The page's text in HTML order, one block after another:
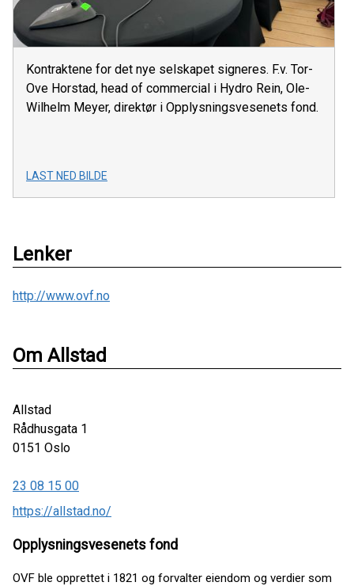
Kontraktene for det nye selskapet signeres. F.v. Tor-
Ove Horstad, head of commercial i Hydro Rein, Ole-
Wilhelm Meyer, direktør i Opplysningsvesenets fond.
LAST NED BILDE
Lenker
http://www.ovf.no
Om Allstad
Allstad
Rådhusgata 1
0151 Oslo
23 08 15 00
https://allstad.no/
Opplysningsvesenets fond
OVF ble opprettet i 1821 og forvalter eiendom og verdier som